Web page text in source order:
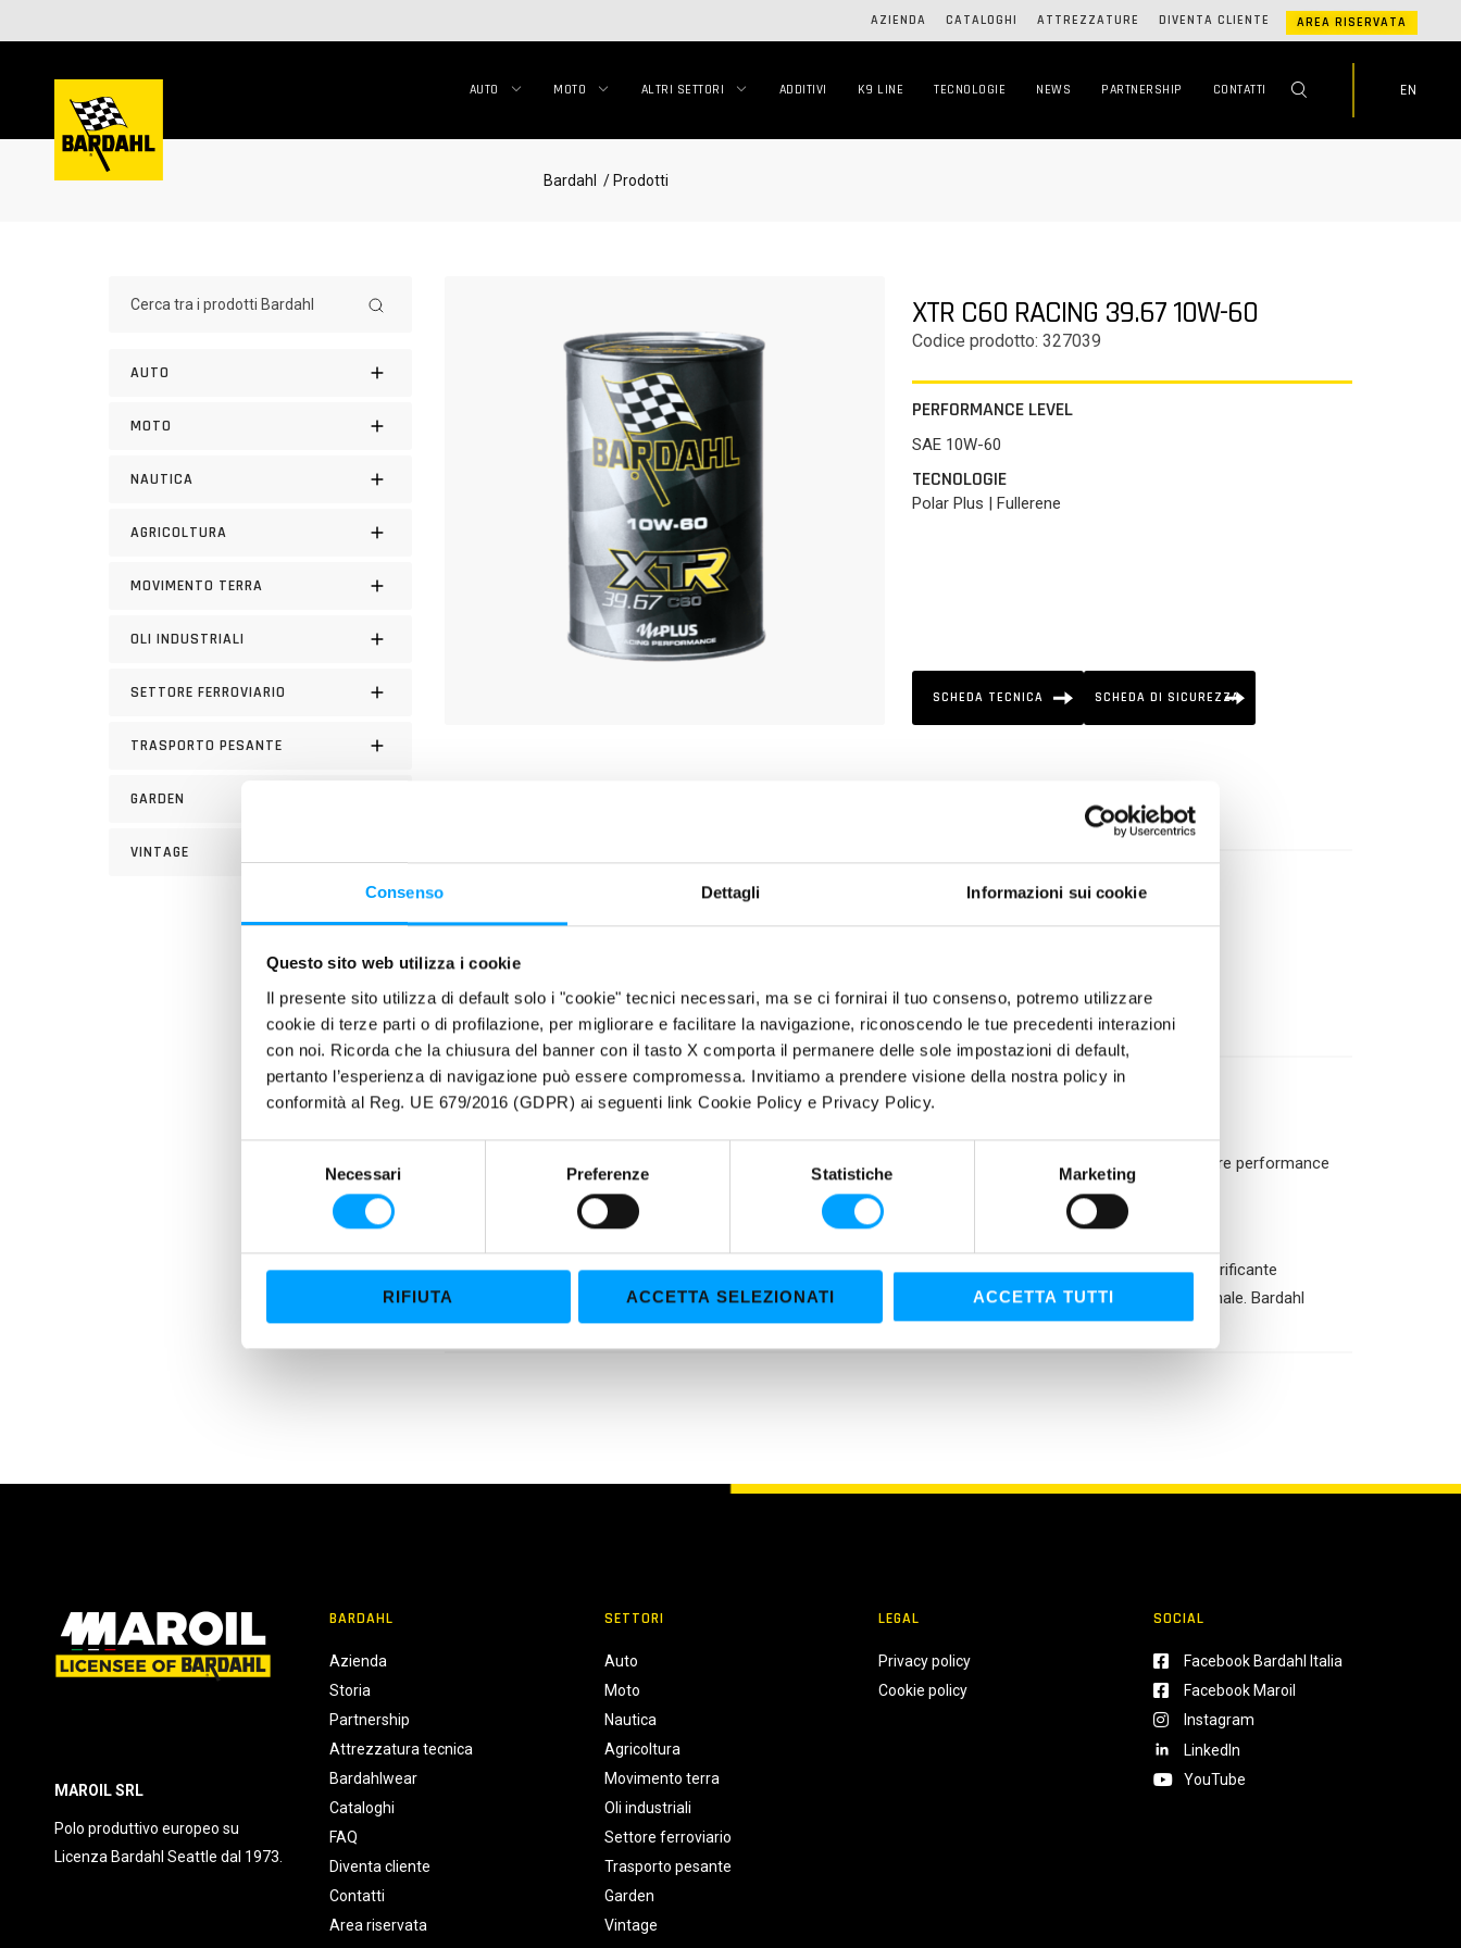
Consenso Dettagli Informazioni sui cookie
Questo sito web utilizza i cookie
Il presente sito utilizza di default solo i "cookie" tecnici necessari, ma se ci fornirai il tuo consenso, potremo utilizzare
cookie di terze parti o di profilazione, per migliorare e facilitare la navigazione, riconoscendo le tue precedenti interazioni
con noi. Ricorda che la chiusura del banner con il tasto X comporta il permanere delle sole impostazioni di default,
pertanto l’esperienza di navigazione può essere compromessa. Invitiamo a prendere visione della nostra policy in
conformità al Reg. UE 679/2016 (GDPR) ai seguenti link Cookie Policy e Privacy Policy.
z
o
Necessari Preferenze Statistiche Marketing
RIFIUTA ACCETTA SELEZIONATI ACCETTA TUTTI
AZIENDA CATALOGHI ATTREZZATURE DIVENTA CLIENTE AREA RISERVATA
AUTO MOTO ALTRI SETTORI ADDITIVI K9 LINE TECNOLOGIE NEWS PARTNERSHIP CONTATTI EN
Bardahl / Prodotti
AUTO
MOTO
NAUTICA
AGRICOLTURA
MOVIMENTO TERRA
OLI INDUSTRIALI
SETTORE FERROVIARIO
TRASPORTO PESANTE
GARDEN
VINTAGE
XTR C60 RACING 39.67 10W-60
Codice prodotto: 327039
PERFORMANCE LEVEL
SAE 10W-60
TECNOLOGIE
Polar Plus | Fullerene
SCHEDA TECNICA SCHEDA DI SICUREZZA
Lubrificante speciale per impieghi sportivi formulato per motori racing o di elevata potenza.
Formula concentrata Bardahl Polar Plus + Fullerene C60
Potenza elevata
Ultra viscoso
Formula 100% sintetica
PROPRIETÀ
XTR 39.67 rappresenta la punta di diamante dei lubrificanti Bardahl auto, è un prodotto progettato per garantire performance
straordinarie ed è stato testato nell'uso racing più severo dove i compromessi non sono previsti.
L'esclusiva Formula anti-attrito Bardahl Polar Plus + Fullerene forma un triplo strato di protezione: un film lubrificante
superficiale, una zona di Molecole Polari più le molecole di Fullerene C60 come meccanismo di protezione finale. Bardahl
assicura prestazioni nettamente superiori rispetto ai lubrificanti convenzionali.
MAROIL SRL
Polo produttivo europeo su
Licenza Bardahl Seattle dal 1973.
BARDAHL
Azienda
Storia
Partnership
Attrezzatura tecnica
Bardahlwear
Cataloghi
FAQ
Diventa cliente
Contatti
Area riservata
SETTORI
Auto
Moto
Nautica
Agricoltura
Movimento terra
Oli industriali
Settore ferroviario
Trasporto pesante
Garden
Vintage
LEGAL
Privacy policy
Cookie policy
SOCIAL
Facebook Bardahl Italia
Facebook Maroil
Instagram
LinkedIn
YouTube